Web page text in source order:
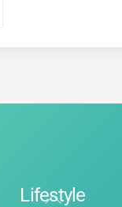
Back
Lifestyle